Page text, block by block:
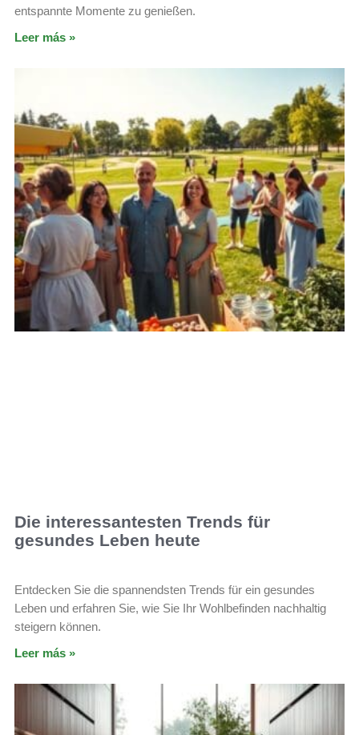
entspannte Momente zu genießen.
Leer más »
Die interessantesten Trends für
gesundes Leben heute
Entdecken Sie die spannendsten Trends für ein gesundes
Leben und erfahren Sie, wie Sie Ihr Wohlbefinden nachhaltig
steigern können.
Leer más »